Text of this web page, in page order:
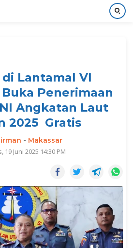
di Lantamal VI
Penerimaan
Angkatan Laut
2025 Gratis
- Makassar
19 Juni 2025 14:30 PM